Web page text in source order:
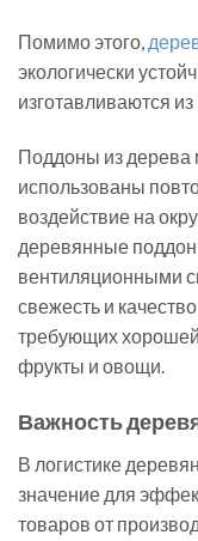
Помимо этого,
экологически
изготавливаются
Поддоны из дерева
использованы
воздействие на
деревянные
вентиляционными
свежесть и
требующих хорошей
фрукты и овощи.
Важность
В логистике
значение для
товаров от